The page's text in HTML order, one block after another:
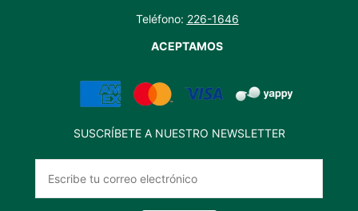
Teléfono: 226-1646
ACEPTAMOS
SUSCRÍBETE A NUESTRO NEWSLETTER